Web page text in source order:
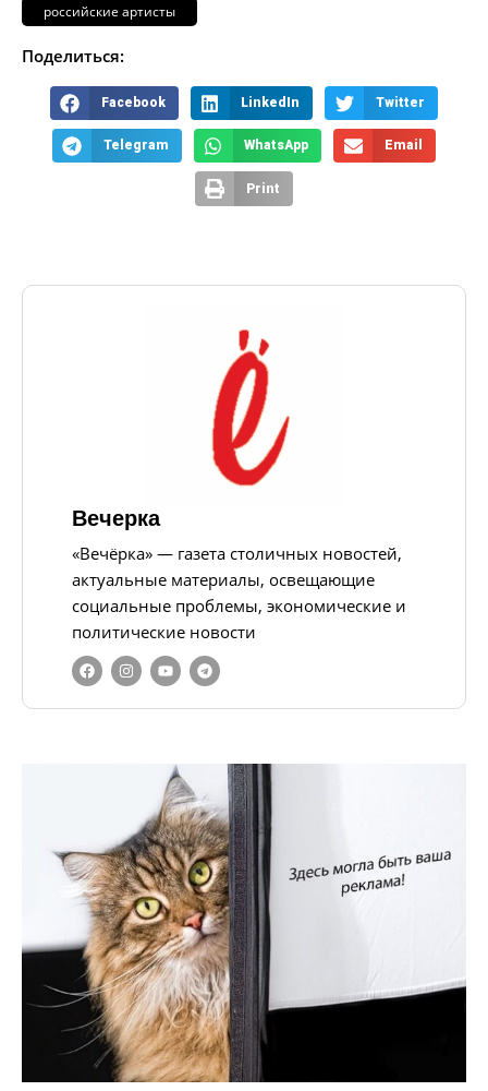
российские артисты
Поделиться:
Facebook LinkedIn Twitter
Telegram WhatsApp Email
Print
Вечерка
«Вечёрка» — газета столичных новостей,
актуальные материалы, освещающие
социальные проблемы, экономические и
политические новости